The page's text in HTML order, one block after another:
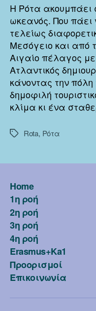
Η Ρότα ακουμπάει
ωκεανός. Που πάει
τελείως
Μεσόγειο και από
Αιγαίο πέλαγος
Ατλαντικός
κάνοντας την
δημοφιλή
κλίμα κι ένα
Ετικέτες
Rota, Ρότα
Home
1η ροή
2η ροή
3η ροή
4η ροή
Erasmus+Ka1
Προορισμοί
Επικοινωνία